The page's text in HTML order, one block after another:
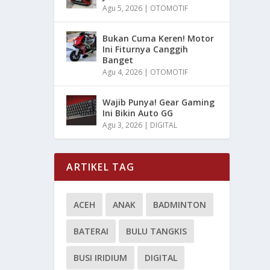
Agu 5, 2026 | OTOMOTIF
Bukan Cuma Keren! Motor
Ini Fiturnya Canggih
Banget
Agu 4, 2026 | OTOMOTIF
Wajib Punya! Gear Gaming
Ini Bikin Auto GG
Agu 3, 2026 | DIGITAL
ARTIKEL TAG
ACEH ANAK BADMINTON
BATERAI BULU TANGKIS
BUSI IRIDIUM DIGITAL